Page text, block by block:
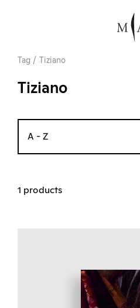
Tag / Tiziano
Tiziano
A - Z
1 products